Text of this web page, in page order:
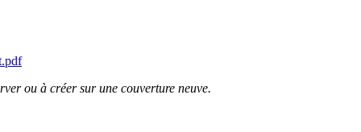
ou à créer sur une couverture neuve.